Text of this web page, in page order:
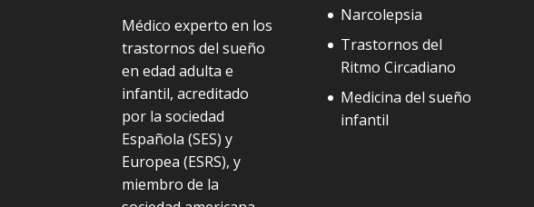
Médico experto en los
trastornos del sueño
en edad adulta e
infantil, acreditado
por la sociedad
Española (SES) y
Europea (ESRS), y
miembro de la
Narcolepsia
Trastornos del
Ritmo Circadiano
Medicina del sueño
infantil